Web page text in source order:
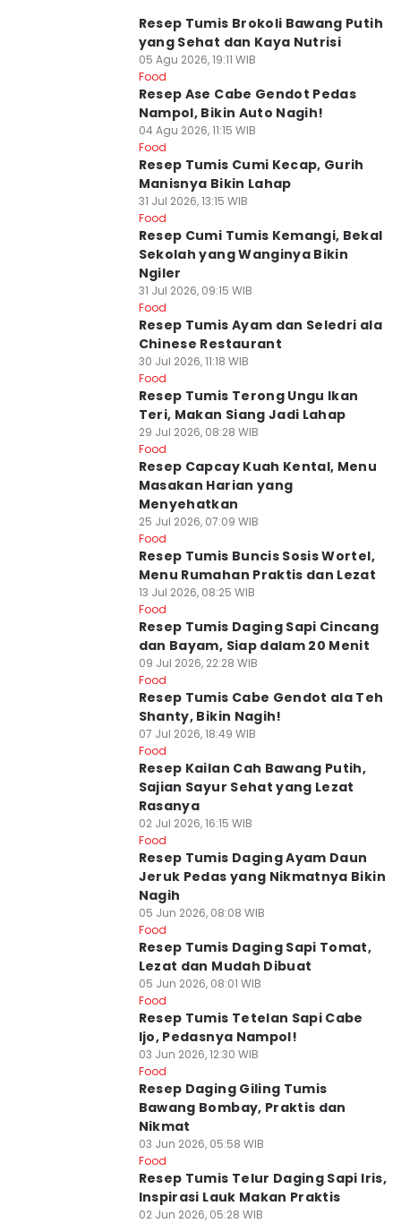
Resep Tumis Brokoli Bawang Putih
yang Sehat dan Kaya Nutrisi
05 Agu 2026, 19:11 WIB
Food
Resep Ase Cabe Gendot Pedas
Nampol, Bikin Auto Nagih!
04 Agu 2026, 11:15 WIB
Food
Resep Tumis Cumi Kecap, Gurih
Manisnya Bikin Lahap
31 Jul 2026, 13:15 WIB
Food
Resep Cumi Tumis Kemangi, Bekal
Sekolah yang Wanginya Bikin
Ngiler
31 Jul 2026, 09:15 WIB
Food
Resep Tumis Ayam dan Seledri ala
Chinese Restaurant
30 Jul 2026, 11:18 WIB
Food
Resep Tumis Terong Ungu Ikan
Teri, Makan Siang Jadi Lahap
29 Jul 2026, 08:28 WIB
Food
Resep Capcay Kuah Kental, Menu
Masakan Harian yang
Menyehatkan
25 Jul 2026, 07:09 WIB
Food
Resep Tumis Buncis Sosis Wortel,
Menu Rumahan Praktis dan Lezat
13 Jul 2026, 08:25 WIB
Food
Resep Tumis Daging Sapi Cincang
dan Bayam, Siap dalam 20 Menit
09 Jul 2026, 22:28 WIB
Food
Resep Tumis Cabe Gendot ala Teh
Shanty, Bikin Nagih!
07 Jul 2026, 18:49 WIB
Food
Resep Kailan Cah Bawang Putih,
Sajian Sayur Sehat yang Lezat
Rasanya
02 Jul 2026, 16:15 WIB
Food
Resep Tumis Daging Ayam Daun
Jeruk Pedas yang Nikmatnya Bikin
Nagih
05 Jun 2026, 08:08 WIB
Food
Resep Tumis Daging Sapi Tomat,
Lezat dan Mudah Dibuat
05 Jun 2026, 08:01 WIB
Food
Resep Tumis Tetelan Sapi Cabe
Ijo, Pedasnya Nampol!
03 Jun 2026, 12:30 WIB
Food
Resep Daging Giling Tumis
Bawang Bombay, Praktis dan
Nikmat
03 Jun 2026, 05:58 WIB
Food
Resep Tumis Telur Daging Sapi Iris,
Inspirasi Lauk Makan Praktis
02 Jun 2026, 05:28 WIB